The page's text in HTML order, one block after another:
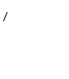
/